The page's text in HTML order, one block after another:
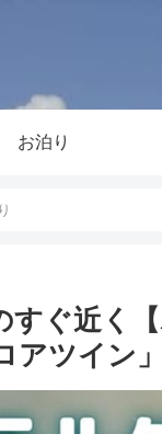
お泊り
すぐ近く
アツイン」